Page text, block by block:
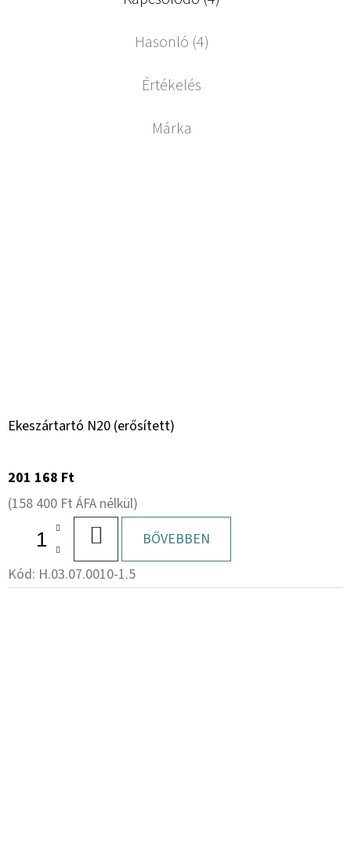
Hasonló (4)
Értékelés
Márka
Ekeszártartó N20 (erősített)
201 168 Ft
(158 400 Ft ÁFA nélkül)
KOSÁRBABŐVEBBEN
Kód: H.03.07.0010-1.5